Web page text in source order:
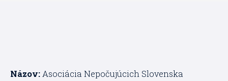
Názov: Asociácia Nepočujúcich Slovenska